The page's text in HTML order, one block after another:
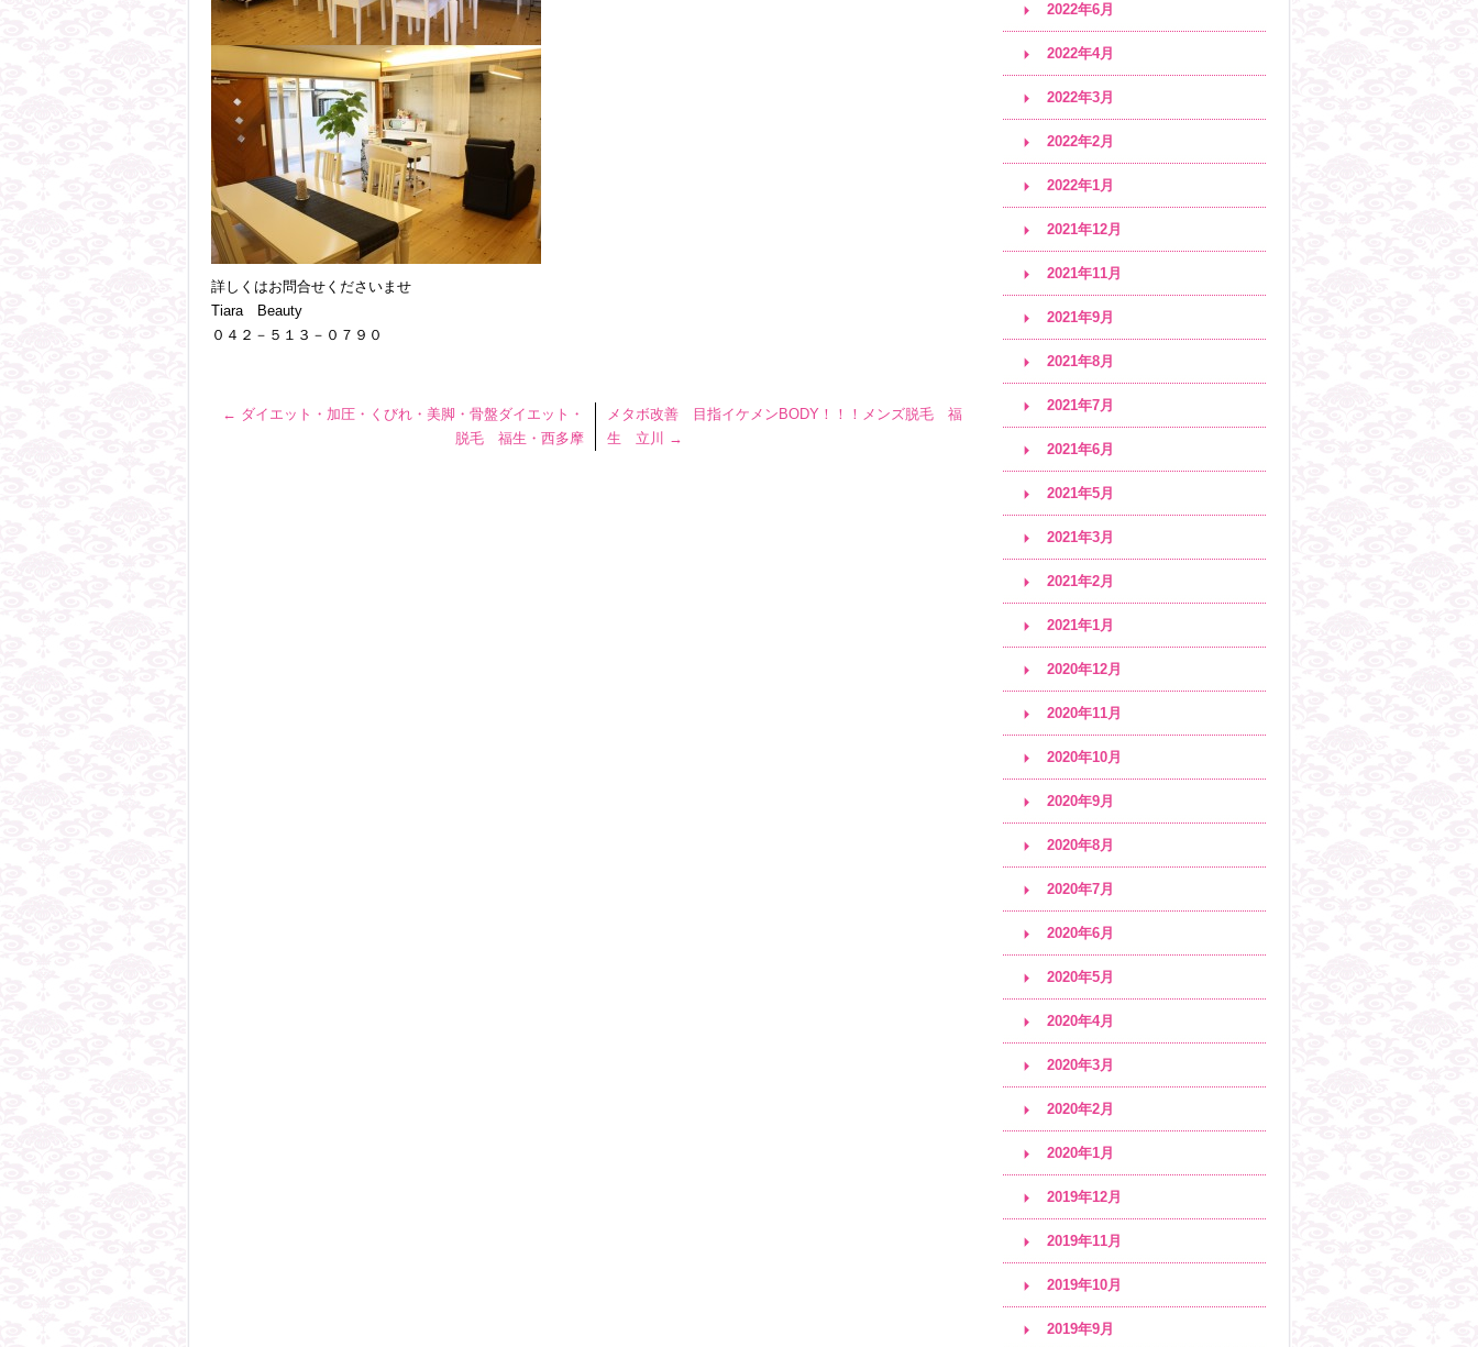
詳しくはお問合せくださいませ
Tiara Beauty
０４２－５１３－０７９０
← ダイエット・加圧・くびれ・美脚・骨盤ダイエット・
脱毛 福生・西多摩
メタボ改善 目指イケメンBODY！！！メンズ脱毛 福
生 立川
→
2022年6月
2022年4月
2022年3月
2022年2月
2022年1月
2021年12月
2021年11月
2021年9月
2021年8月
2021年7月
2021年6月
2021年5月
2021年3月
2021年2月
2021年1月
2020年12月
2020年11月
2020年10月
2020年9月
2020年8月
2020年7月
2020年6月
2020年5月
2020年4月
2020年3月
2020年2月
2020年1月
2019年12月
2019年11月
2019年10月
2019年9月